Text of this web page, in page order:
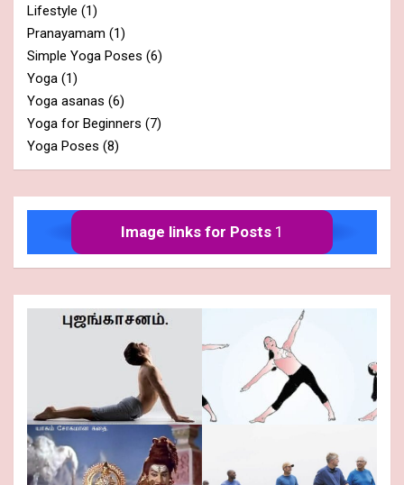
Lifestyle (1)
Pranayamam (1)
Simple Yoga Poses (6)
Yoga (1)
Yoga asanas (6)
Yoga for Beginners (7)
Yoga Poses (8)
Image links for Posts 1